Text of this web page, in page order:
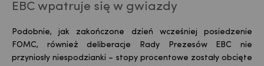
EBC wpatruje się w gwiazdy
Podobnie, jak zakończone dzień wcześniej posiedzenie
FOMC, również deliberacje Rady Prezesów EBC nie
przyniosły niespodzianki – stopy procentowe zostały obcięte